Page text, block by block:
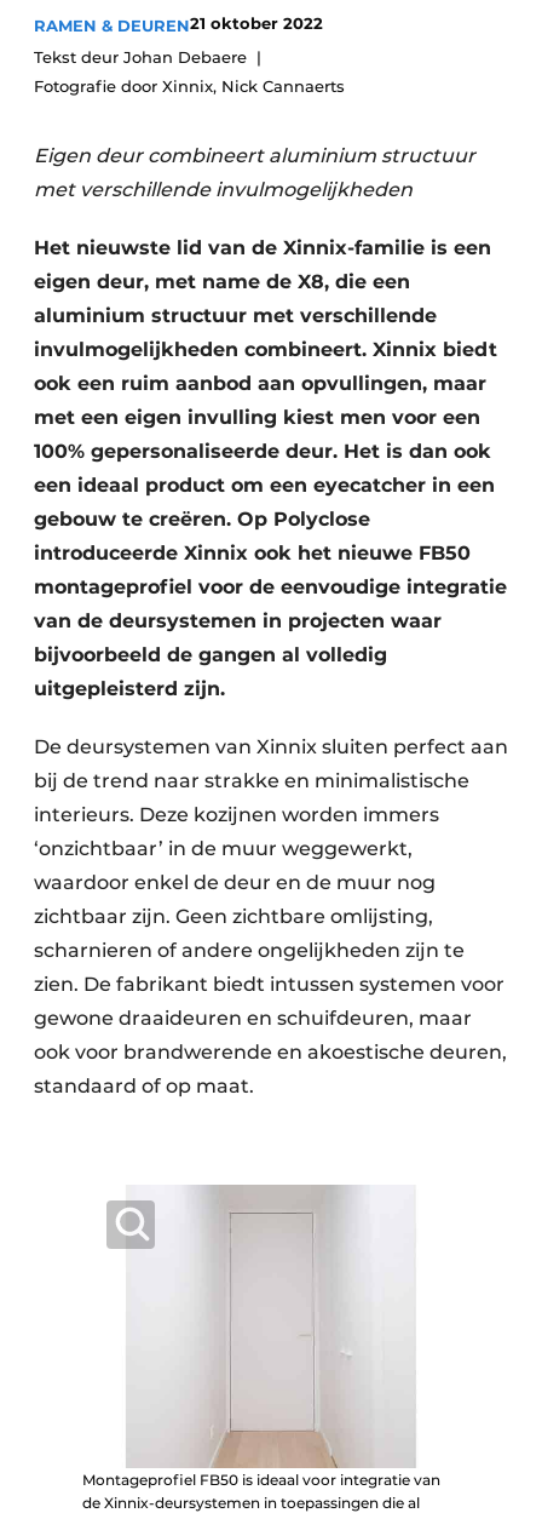
Uitnodiging Rondetafelgesprek – 20 jaar Profiel
Vacature aanmelden
Video’s
Werben
RAMEN & DEUREN21 oktober 2022
Tekst deur Johan Debaere
Fotografie door Xinnix, Nick Cannaerts
Eigen deur combineert aluminium structuur
met verschillende invulmogelijkheden
Het nieuwste lid van de Xinnix-familie is een
eigen deur, met name de X8, die een
aluminium structuur met verschillende
invulmogelijkheden combineert. Xinnix biedt
ook een ruim aanbod aan opvullingen, maar
met een eigen invulling kiest men voor een
100% gepersonaliseerde deur. Het is dan ook
een ideaal product om een eyecatcher in een
gebouw te creëren. Op Polyclose
introduceerde Xinnix ook het nieuwe FB50
montageprofiel voor de eenvoudige integratie
van de deursystemen in projecten waar
bijvoorbeeld de gangen al volledig
uitgepleisterd zijn.
De deursystemen van Xinnix sluiten perfect aan
bij de trend naar strakke en minimalistische
interieurs. Deze kozijnen worden immers
‘onzichtbaar’ in de muur weggewerkt,
waardoor enkel de deur en de muur nog
zichtbaar zijn. Geen zichtbare omlijsting,
scharnieren of andere ongelijkheden zijn te
zien. De fabrikant biedt intussen systemen voor
gewone draaideuren en schuifdeuren, maar
ook voor brandwerende en akoestische deuren,
standaard of op maat.
Montageprofiel FB50 is ideaal voor integratie van
de Xinnix-deursystemen in toepassingen die al